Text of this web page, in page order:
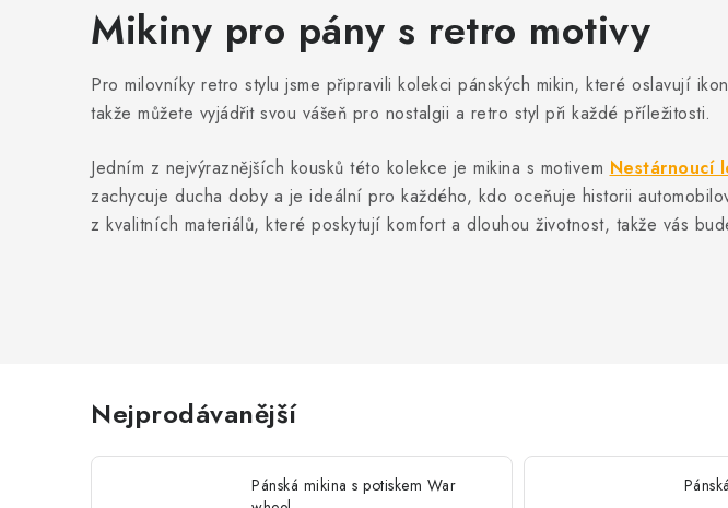
Mikiny pro pány s retro motivy
Pro milovníky retro stylu jsme připravili kolekci pánských mikin, které oslavují
takže můžete vyjádřit svou vášeň pro nostalgii a retro styl při každé příležitosti.
Jedním z nejvýraznějších kousků této kolekce je mikina s motivem Nestárnoucí
zachycuje ducha doby a je ideální pro každého, kdo oceňuje historii
z kvalitních materiálů, které poskytují komfort a dlouhou životnost, takže vás
Nejprodávanější
Pánská mikina s potiskem War